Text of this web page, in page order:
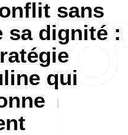
sans
sa dignité :
qui